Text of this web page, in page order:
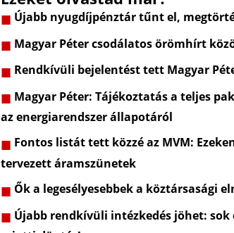
Újabb nyugdíjpénztár tűnt el,
Magyar Péter csodálatos örömhírt
Rendkívüli bejelentést tett Magyar
Magyar Péter: Tájékoztatás a teljes
az energiarendszer állapotáról
Fontos listát tett közzé az MVM:
tervezett áramszünetek
Ők a legesélyesebbek a köztársasági
Újabb rendkívüli intézkedés jöhet: